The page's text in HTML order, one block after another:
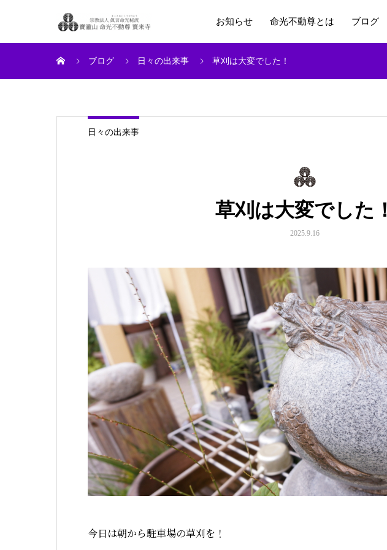
お知らせ 命光不動尊とは ブログ
ブログ 日々の出来事 草刈は大変でした！
日々の出来事
草刈は大変でした！
2025.9.16
今日は朝から駐車場の草刈を！